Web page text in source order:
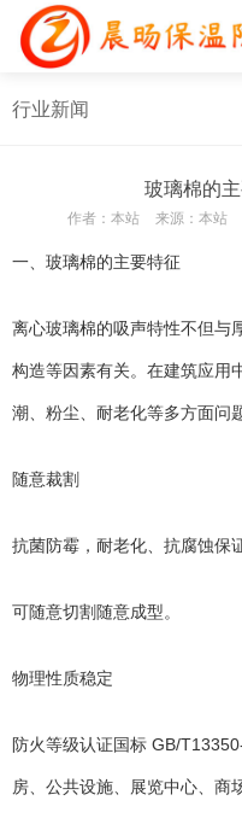
行业新闻
玻璃棉的
作者： 本站 来源： 本站
一、玻璃棉的主要特征
离心玻璃棉的吸声特性不但与
构造等因素有关。在建筑应用
潮、粉尘、耐老化等多方面问
随意裁割
抗菌防霉，耐老化、抗腐蚀保
可随意切割随意成型。
物理性质稳定
防火等级认证国标 GB/
房、公共设施、展览中心、商